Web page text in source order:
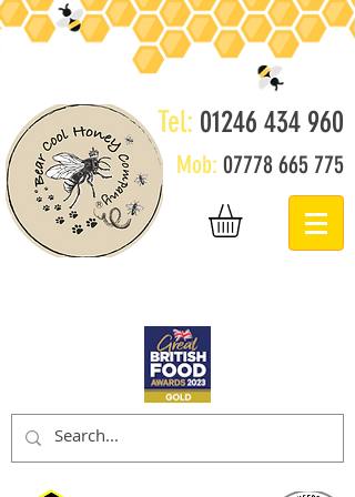
Tel: 01246 434 960
Mob: 07778 665 775